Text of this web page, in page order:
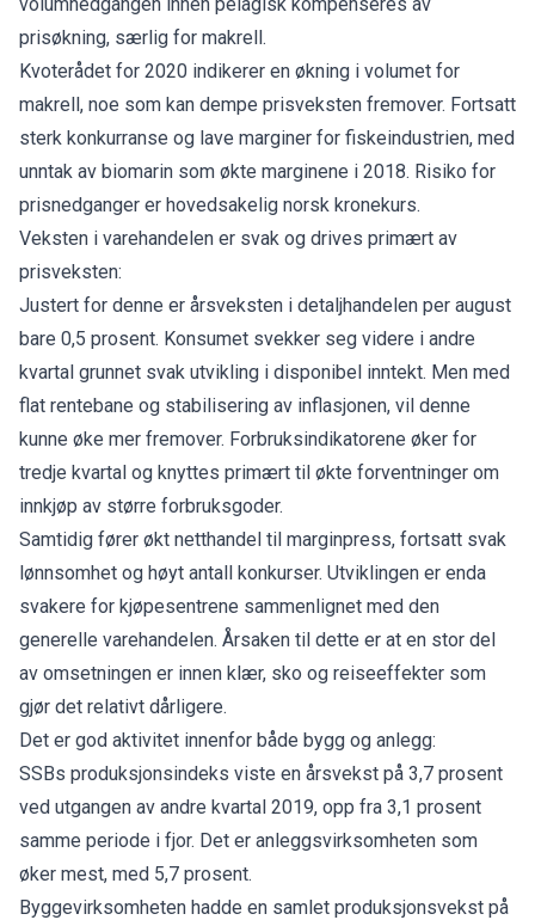
prisøkning, særlig for makrell.
Kvoterådet for 2020 indikerer en økning i volumet for
makrell, noe som kan dempe prisveksten fremover. Fortsatt
sterk konkurranse og lave marginer for fiskeindustrien, med
unntak av biomarin som økte marginene i 2018. Risiko for
prisnedganger er hovedsakelig norsk kronekurs.
Veksten i varehandelen er svak og drives primært av
prisveksten:
Justert for denne er årsveksten i detaljhandelen per august
bare 0,5 prosent. Konsumet svekker seg videre i andre
kvartal grunnet svak utvikling i disponibel inntekt. Men med
flat rentebane og stabilisering av inflasjonen, vil denne
kunne øke mer fremover. Forbruksindikatorene øker for
tredje kvartal og knyttes primært til økte forventninger om
innkjøp av større forbruksgoder.
Samtidig fører økt netthandel til marginpress, fortsatt svak
lønnsomhet og høyt antall konkurser. Utviklingen er enda
svakere for kjøpesentrene sammenlignet med den
generelle varehandelen. Årsaken til dette er at en stor del
av omsetningen er innen klær, sko og reiseeffekter som
gjør det relativt dårligere.
Det er god aktivitet innenfor både bygg og anlegg:
SSBs produksjonsindeks viste en årsvekst på 3,7 prosent
ved utgangen av andre kvartal 2019, opp fra 3,1 prosent
samme periode i fjor. Det er anleggsvirksomheten som
øker mest, med 5,7 prosent.
Byggevirksomheten hadde en samlet produksjonsvekst på